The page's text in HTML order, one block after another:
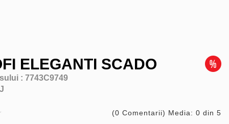
ELEGANTI SCADO
: 7743C9749
(0 Comentarii) Media: 0 din 5